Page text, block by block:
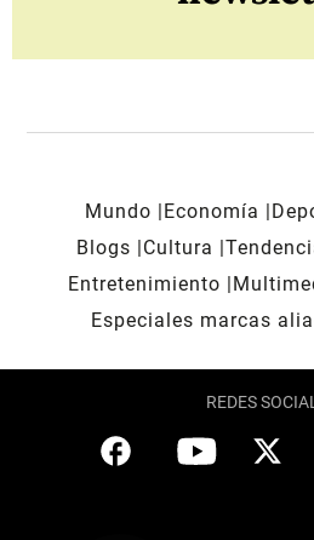
Mundo Economía
Blogs
Cultura
Entretenimiento
Especiales marcas
REDES